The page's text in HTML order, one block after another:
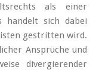
als einer
handelt sich dabei
gestritten wird.
Ansprüche und
divergierender